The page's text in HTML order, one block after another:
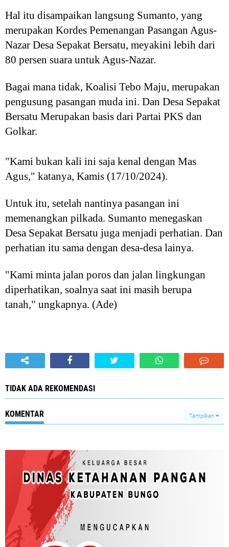
Hal itu disampaikan langsung Sumanto, yang
merupakan Kordes Pemenangan Pasangan Agus-
Nazar Desa Sepakat Bersatu, meyakini lebih dari
80 persen suara untuk Agus-Nazar.
Bagai mana tidak, Koalisi Tebo Maju, merupakan
pengusung pasangan muda ini. Dan Desa Sepakat
Bersatu Merupakan basis dari Partai PKS dan
Golkar.
"Kami bukan kali ini saja kenal dengan Mas
Agus," katanya, Kamis (17/10/2024).
Untuk itu, setelah nantinya pasangan ini
memenangkan pilkada. Sumanto menegaskan
Desa Sepakat Bersatu juga menjadi perhatian. Dan
perhatian itu sama dengan desa-desa lainya.
"Kami minta jalan poros dan jalan lingkungan
diperhatikan, soalnya saat ini masih berupa
tanah," ungkapnya. (Ade)
TIDAK ADA REKOMENDASI
KOMENTAR Tampilkan